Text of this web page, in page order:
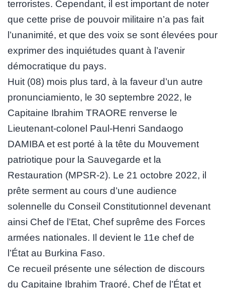
terroristes. Cependant, il est important de noter
que cette prise de pouvoir militaire n’a pas fait
l’unanimité, et que des voix se sont élevées pour
exprimer des inquiétudes quant à l’avenir
démocratique du pays.
Huit (08) mois plus tard, à la faveur d’un autre
pronunciamiento, le 30 septembre 2022, le
Capitaine Ibrahim TRAORE renverse le
Lieutenant-colonel Paul-Henri Sandaogo
DAMIBA et est porté à la tête du Mouvement
patriotique pour la Sauvegarde et la
Restauration (MPSR-2). Le 21 octobre 2022, il
prête serment au cours d’une audience
solennelle du Conseil Constitutionnel devenant
ainsi Chef de l’Etat, Chef suprême des Forces
armées nationales. Il devient le 11e chef de
l’État au Burkina Faso.
Ce recueil présente une sélection de discours
du Capitaine Ibrahim Traoré, Chef de l’État et